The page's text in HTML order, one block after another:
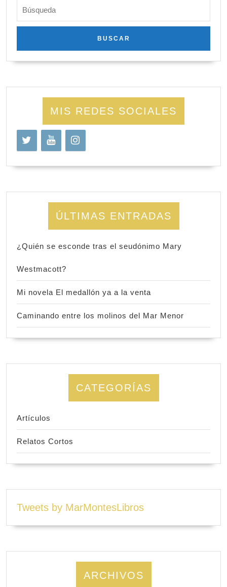
MIS REDES SOCIALES
ÚLTIMAS ENTRADAS
¿Quién se esconde tras el seudónimo Mary
Westmacott?
Mi novela El medallón ya a la venta
Caminando entre los molinos del Mar Menor
CATEGORÍAS
Artículos
Relatos Cortos
Tweets by MarMontesLibros
ARCHIVOS